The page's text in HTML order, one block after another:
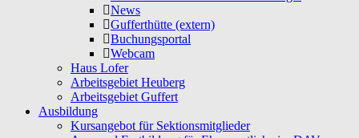
News
Gufferthütte (extern)
Buchungsportal
Webcam
Haus Lofer
Arbeitsgebiet Heuberg
Arbeitsgebiet Guffert
Ausbildung
Kursangebot für Sektionsmitglieder